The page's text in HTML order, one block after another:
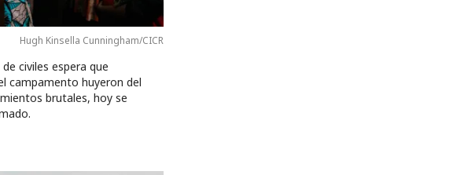
Hugh Kinsella Cunningham/CICR
civiles espera que
campamento huyeron del
brutales, hoy se